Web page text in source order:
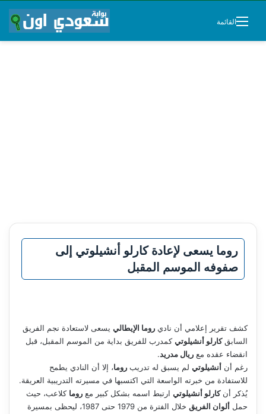
القائمة
روما يسعى لإعادة كارلو أنشيلوتي إلى
صفوفه الموسم المقبل
كشف تقرير إعلامي أن نادي روما الإيطالي يسعى لاستعادة نجم الفريق
السابقكارلو أنشيلوتيكمدرب للفريق بداية من الموسم المقبل، قبل
انقضاء عقده مع ريال مدريد.
رغم أن أنشيلوتي لم يسبق له تدريب روما، إلا أن النادي يطمح
للاستفادة من خبرته الواسعة التي اكتسبها في مسيرته التدريبية العريقة.
يُذكر أنكارلو أنشيلوتي ارتبط اسمه بشكل كبير مع روما كلاعب، حيث
حمل ألوان الفريق
خلال الفترة من 1979 حتى 1987، ليحظى بمسيرة